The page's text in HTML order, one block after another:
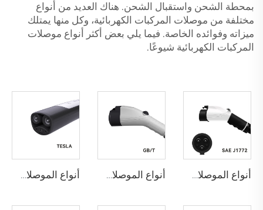
بمحطة الشحن واستقبال الشحن. هناك العديد من أنواع
مختلفة من موصلات المركبات الكهربائية، وكل منها يمتلك
ميزاته وفوائده الخاصة. فيما يلي بعض أكثر أنواع موصلات
المركبات الكهربائية شيوعًا.
أنواع الموصلات - SAE أنواع الموصلات - GBT أنواع الموصلات - تسلا